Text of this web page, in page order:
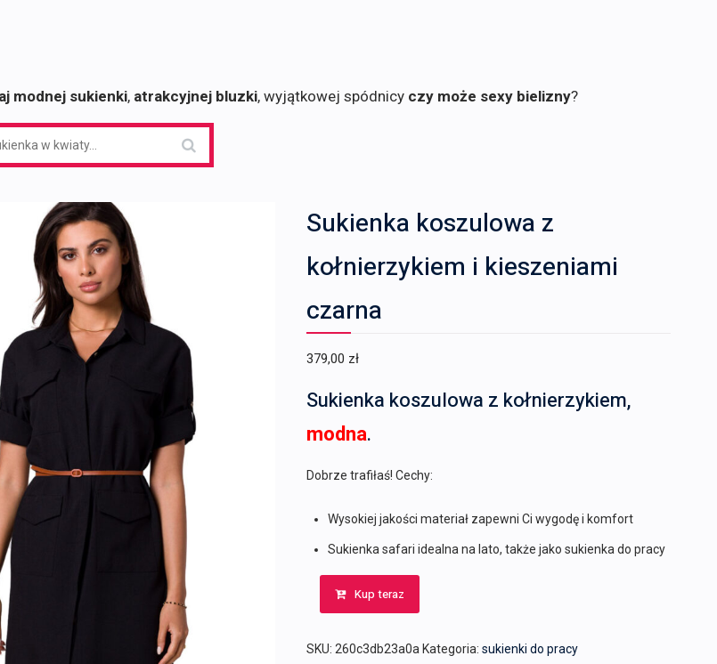
modnej sukienki, atrakcyjnej bluzki, wyjątkowej spódnicy czy może sexy bielizny?
Sukienka koszulowa z
kołnierzykiem i kieszeniami
czarna
379,00 zł
Sukienka koszulowa z kołnierzykiem,
modna.
Dobrze trafiłaś! Cechy:
Wysokiej jakości materiał zapewni Ci wygodę i komfort
Sukienka safari idealna na lato, także jako sukienka do pracy
Kup teraz
SKU: 260c3db23a0a Kategoria: sukienki do pracy